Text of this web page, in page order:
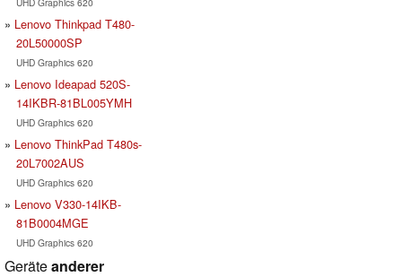
Lenovo Thinkpad T480-
20L50000SP
UHD Graphics 620
Lenovo Ideapad 520S-
14IKBR-81BL005YMH
UHD Graphics 620
Lenovo ThinkPad T480s-
20L7002AUS
UHD Graphics 620
Lenovo V330-14IKB-
81B0004MGE
UHD Graphics 620
Geräteanderer